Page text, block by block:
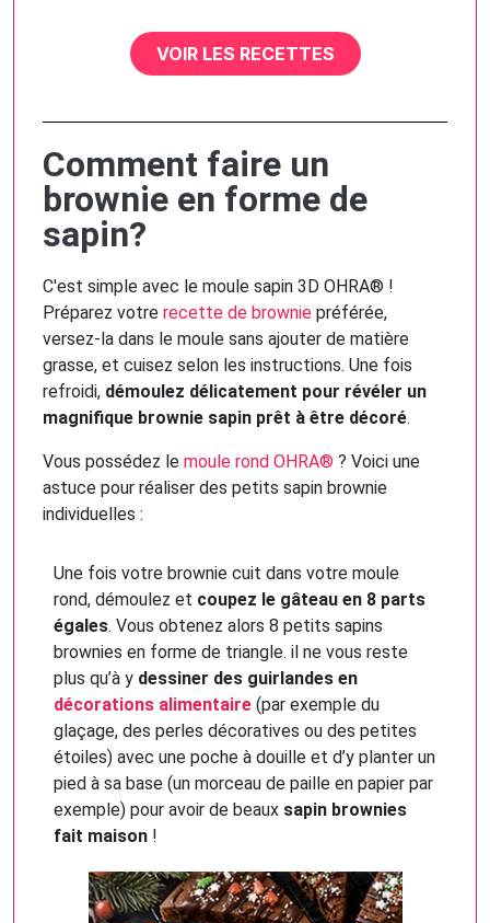
VOIR LES RECETTES
Comment faire un
brownie en forme de
sapin?
C'est simple avec le moule sapin 3D OHRA® !
Préparez votre recette de brownie préférée,
versez-la dans le moule sans ajouter de matière
grasse, et cuisez selon les instructions. Une fois
refroidi, démoulez délicatement pour révéler un
magnifique brownie sapin prêt à être décoré.
Vous possédez le moule rond OHRA® ? Voici une
astuce pour réaliser des petits sapin brownie
individuelles :
Une fois votre brownie cuit dans votre moule
rond, démoulez et coupez le gâteau en 8 parts
égales. Vous obtenez alors 8 petits sapins
brownies en forme de triangle. il ne vous reste
plus qu’à y dessiner des guirlandes en
décorations alimentaire (par exemple du
glaçage, des perles décoratives ou des petites
étoiles) avec une poche à douille et d’y planter un
pied à sa base (un morceau de paille en papier par
exemple) pour avoir de beaux sapin brownies
fait maison !